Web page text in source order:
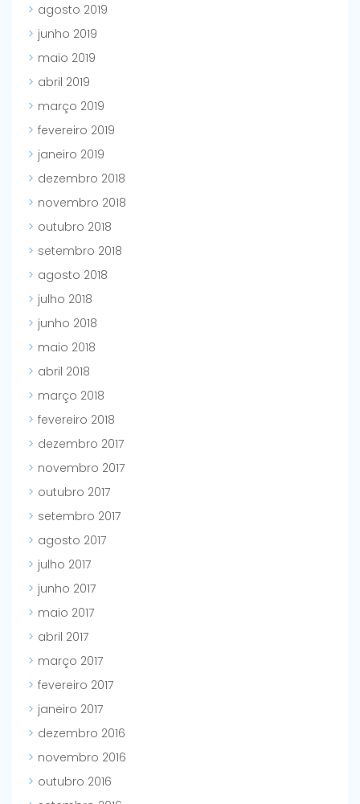
agosto 2019
junho 2019
maio 2019
abril 2019
março 2019
fevereiro 2019
janeiro 2019
dezembro 2018
novembro 2018
outubro 2018
setembro 2018
agosto 2018
julho 2018
junho 2018
maio 2018
abril 2018
março 2018
fevereiro 2018
dezembro 2017
novembro 2017
outubro 2017
setembro 2017
agosto 2017
julho 2017
junho 2017
maio 2017
abril 2017
março 2017
fevereiro 2017
janeiro 2017
dezembro 2016
novembro 2016
outubro 2016